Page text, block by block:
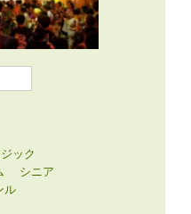
ック
シニア
ル